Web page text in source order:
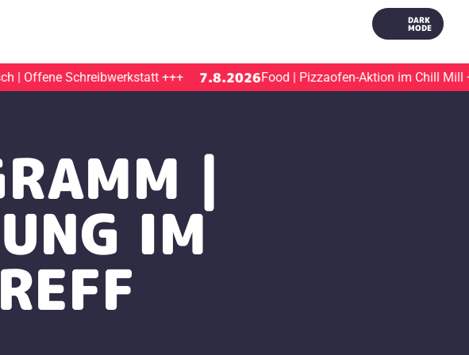
DARK
MODE
Offene Schreibwerkstatt+++ 7.8.2026Food | Pizzaofen-Aktion im Chill Mill
|
IM